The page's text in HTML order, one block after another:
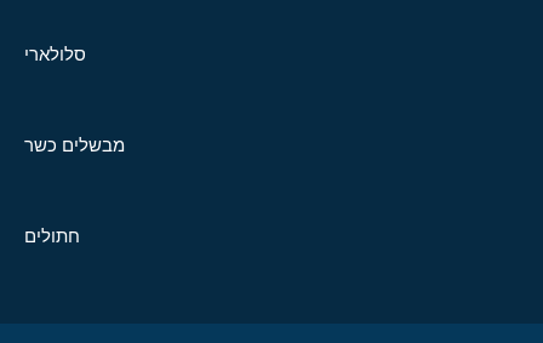
סלולארי
מבשלים כשר
חתולים